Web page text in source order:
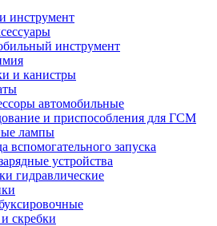
инструмент
инструмент
и канистры
автомобильные
и приспособления для ГСМ
лампы
вспомогательного запуска
устройства
гидравлические
скребки